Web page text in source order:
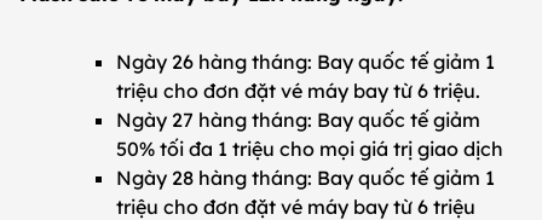
Ngày 26 hàng tháng: Bay quốc tế giảm 1
triệu cho đơn đặt vé máy bay từ 6 triệu.
Ngày 27 hàng tháng: Bay quốc tế giảm
50% tối đa 1 triệu cho mọi giá trị giao dịch
Ngày 28 hàng tháng: Bay quốc tế giảm 1
triệu cho đơn đặt vé máy bay từ 6 triệu